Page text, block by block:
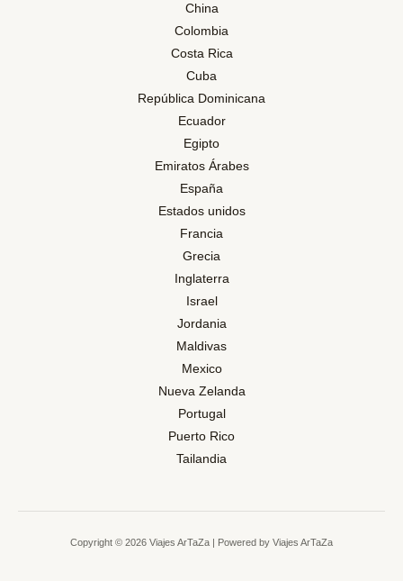
China
Colombia
Costa Rica
Cuba
República Dominicana
Ecuador
Egipto
Emiratos Árabes
España
Estados unidos
Francia
Grecia
Inglaterra
Israel
Jordania
Maldivas
Mexico
Nueva Zelanda
Portugal
Puerto Rico
Tailandia
Copyright © 2026 Viajes ArTaZa | Powered by Viajes ArTaZa